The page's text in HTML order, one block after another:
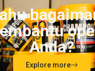
Anda?
Explore more